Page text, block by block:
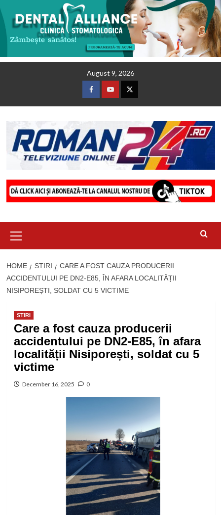
August 9, 2026
FacebookYoutubeTwitter
Menu
HOME STIRI
CARE A FOST CAUZA PRODUCERII
ACCIDENTULUI PE DN2-E85, ÎN AFARA LOCALITĂȚII
NISIPOREȘTI, SOLDAT CU 5 VICTIME
STIRI
Care a fost cauza producerii
accidentului pe DN2-E85, în afara
localității Nisiporești, soldat cu 5
victime
December 16, 2025 0